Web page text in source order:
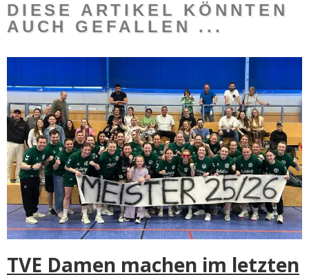
DIESE ARTIKEL KÖNNTEN
AUCH GEFALLEN ...
TVE Damen machen im letzten